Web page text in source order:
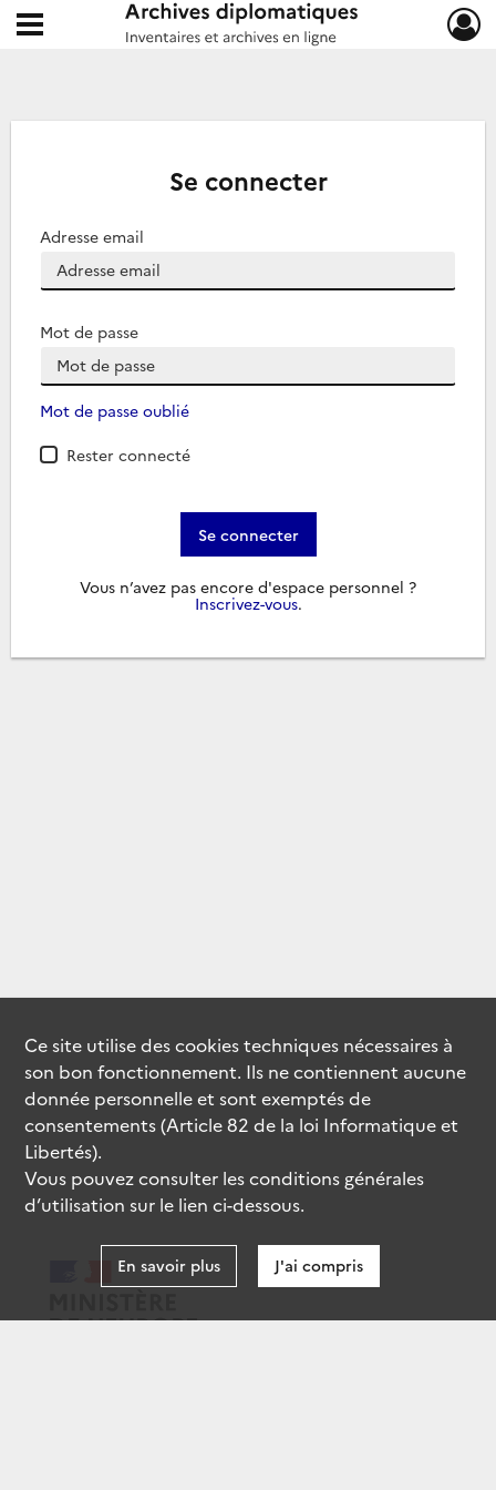
Archives diplomatiques
Ouvrir le menu déroulant
Se connecter
Adresse email
Mot de passe
Mot de passe oublié
Rester connecté
Se connecter
Vous n’avez pas encore d'espace personnel ?
Inscrivez-vous.
Ce site utilise descookiestechniques nécessaires à
son bon fonctionnement. Ils ne contiennent aucune
donnée personnelle et sont exemptés de
consentements (Article 82 de la loi Informatique et
Libertés).
Vous pouvez consulter les conditions générales
d’utilisation sur le lien ci-dessous.
En savoir plus J'ai compris